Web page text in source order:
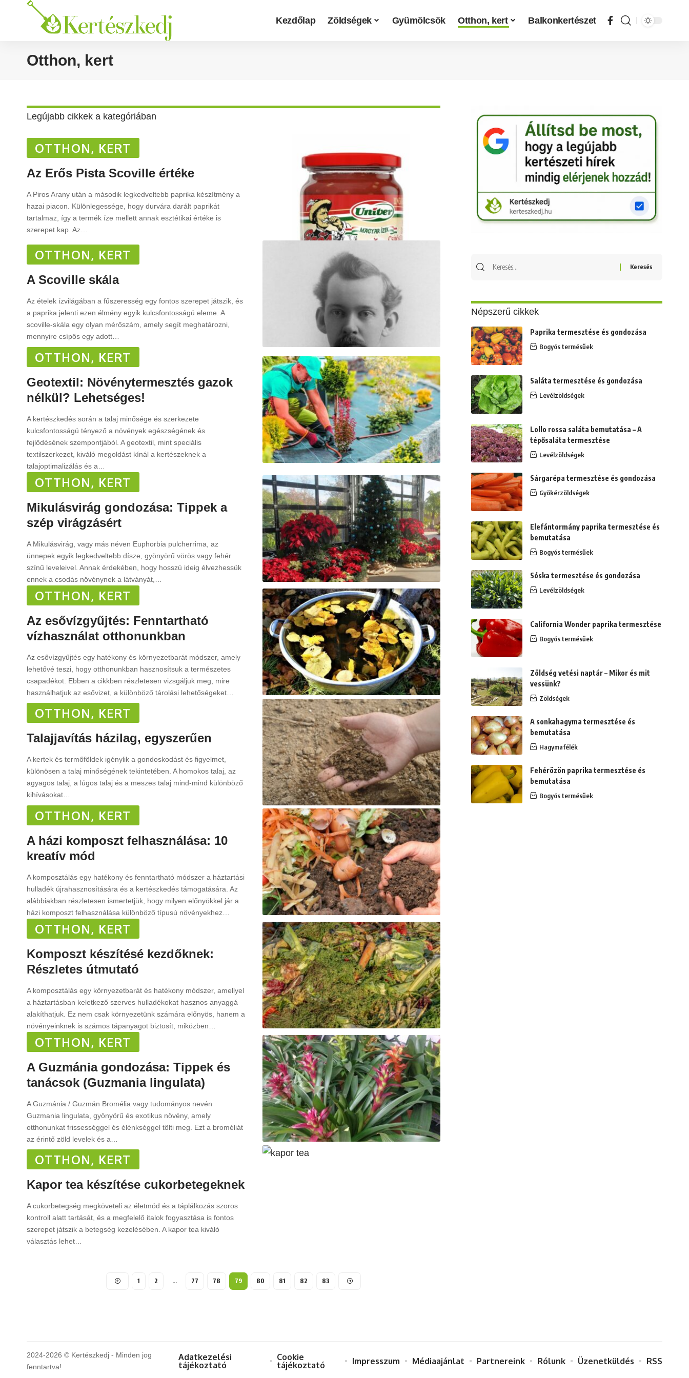
Kezdőlap Zöldségek Gyümölcsök Otthon, kert Balkonkertészet
Otthon, kert
Legújabb cikkek a kategóriában
OTTHON, KERT
Az Erős Pista Scoville értéke
A Piros Arany után a második legkedveltebb paprika készítmény a
hazai piacon. Különlegessége, hogy durvára darált paprikát
tartalmaz, így a termék íze mellett annak esztétikai értéke is
szerepet kap. Az…
OTTHON, KERT
A Scoville skála
Az ételek ízvilágában a fűszeresség egy fontos szerepet játszik, és
a paprika jelenti ezen élmény egyik kulcsfontosságú eleme. A
scoville-skála egy olyan mérőszám, amely segít meghatározni,
mennyire csípős egy adott…
OTTHON, KERT
Geotextil: Növénytermesztés gazok
nélkül? Lehetséges!
A kertészkedés során a talaj minősége és szerkezete
kulcsfontosságú tényező a növények egészségének és
fejlődésének szempontjából. A geotextil, mint speciális
textilszerkezet, kiváló megoldást kínál a kertészeknek a
talajoptimalizálás és a
OTTHON, KERT
Mikulásvirág gondozása: Tippek a
szép virágzásért
A Mikulásvirág, vagy más néven Euphorbia pulcherrima, az
ünnepek egyik legkedveltebb dísze, gyönyörű vörös vagy fehér
színű leveleivel. Annak érdekében, hogy hosszú ideig élvezhessük
ennek a csodás növénynek a látványát,
OTTHON, KERT
Az esővízgyűjtés: Fenntartható
vízhasználat otthonunkban
Az esővízgyűjtés egy hatékony és környezetbarát módszer, amely
lehetővé teszi, hogy otthonunkban hasznosítsuk a természetes
csapadékot. Ebben a cikkben részletesen vizsgáljuk meg, mire
használhatjuk az esővizet, a különböző tárolási lehetőségeket
OTTHON, KERT
Talajjavítás házilag, egyszerűen
A kertek és termőföldek igénylik a gondoskodást és figyelmet,
különösen a talaj minőségének tekintetében. A homokos talaj, az
agyagos talaj, a lúgos talaj és a meszes talaj mind-mind különböző
kihívásokat…
OTTHON, KERT
A házi komposzt felhasználása: 10
kreatív mód
A komposztálás egy hatékony és fenntartható módszer a háztartási
hulladék újrahasznosítására és a kertészkedés támogatására. Az
alábbiakban részletesen ismertetjük, hogy milyen előnyökkel jár a
házi komposzt felhasználása különböző típusú növényekhez
OTTHON, KERT
Komposzt készítésé kezdőknek:
Részletes útmutató
A komposztálás egy környezetbarát és hatékony módszer, amellyel
a háztartásban keletkező szerves hulladékokat hasznos anyaggá
alakíthatjuk. Ez nem csak környezetünk számára előnyös, hanem a
növényeinknek is számos tápanyagot biztosít, miközben
OTTHON, KERT
A Guzmánia gondozása: Tippek és
tanácsok (Guzmania lingulata)
A Guzmánia / Guzmán Bromélia vagy tudományos nevén
Guzmania lingulata, gyönyörű és exotikus növény, amely
otthonunkat frissességgel és élénkséggel tölti meg. Ezt a broméliát
az érintő zöld levelek és a
OTTHON, KERT
Kapor tea készítése cukorbetegeknek
A cukorbetegség megköveteli az életmód és a táplálkozás szoros
kontroll alatt tartását, és a megfelelő italok fogyasztása is fontos
szerepet játszik a betegség kezelésében. A kapor tea kiváló
választás lehet
1 2 … 77 78 79 80 81 82 83
Népszerű cikkek
Paprika termesztése és gondozása
Bogyós termésűek
Saláta termesztése és gondozása
Levélzöldségek
Lollo rossa saláta bemutatása – A
tépősaláta termesztése
Levélzöldségek
Sárgarépa termesztése és gondozása
Gyökérzöldségek
Elefántormány paprika termesztése és
bemutatása
Bogyós termésűek
Sóska termesztése és gondozása
Levélzöldségek
California Wonder paprika termesztése
Bogyós termésűek
Zöldség vetési naptár – Mikor és mit
vessünk?
Zöldségek
A sonkahagyma termesztése és
bemutatása
Hagymafélék
Fehérözön paprika termesztése és
bemutatása
Bogyós termésűek
2024-2026 © Kertészkedj - Minden jog
fenntartva!
Adatkezelési
tájékoztató
Cookie
tájékoztató
Impresszum Médiaajánlat Partnereink Rólunk Üzenetküldés RSS